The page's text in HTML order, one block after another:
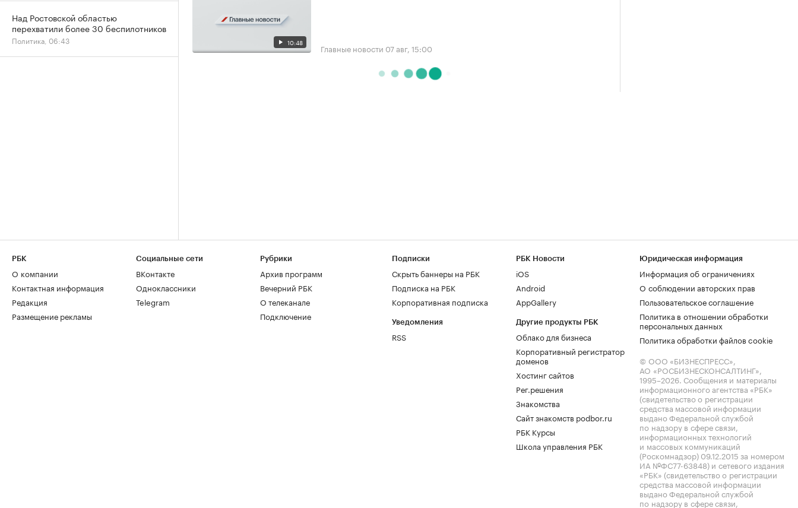
10:48 Главные новости 07 авг, 15:00
Над Ростовской областью
перехватили более 30 беспилотников
Политика, 06:43
РБК
О компании
Контактная информация
Редакция
Размещение рекламы
Социальные сети
ВКонтакте
Одноклассники
Telegram
Рубрики
Архив программ
Вечерний РБК
О телеканале
Подключение
Подписки
Скрыть баннеры на РБК
Подписка на РБК
Корпоративная подписка
Уведомления
RSS
РБК Новости
iOS
Android
AppGallery
Другие продукты РБК
Облако для бизнеса
Корпоративный регистратор
доменов
Хостинг сайтов
Рег.решения
Знакомства
Сайт знакомств podbor.ru
РБК Курсы
Школа управления РБК
Юридическая информация
Информация об ограничениях
О соблюдении авторских прав
Пользовательское соглашение
Политика в отношении обработки
персональных данных
Политика обработки файлов cookie
© ООО «БИЗНЕСПРЕСС»,
АО «РОСБИЗНЕСКОНСАЛТИНГ»,
1995–2026. Сообщения и материалы
информационного агентства «РБК»
(свидетельство о регистрации
средства массовой информации
выдано Федеральной службой
по надзору в сфере связи,
информационных технологий
и массовых коммуникаций
(Роскомнадзор) 09.12.2015 за номером
ИА №ФС77-63848) и сетевого издания
«РБК» (свидетельство о регистрации
средства массовой информации
выдано Федеральной службой
по надзору в сфере связи,